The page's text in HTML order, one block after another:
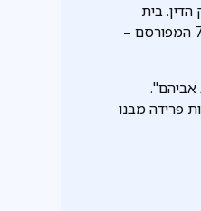
בית
המשפט הכריע כי הספרים חוזרים למקומם, אל ספריית אגודת חב"ד הנמצאת בסמוך לבנין 770 המפורסם –
אביהם".
מרמז כי הרבי חש התרוממות-רוח כפי שהייתה ליעקב אבינו לאחר 22 שנות פרידה מבנו